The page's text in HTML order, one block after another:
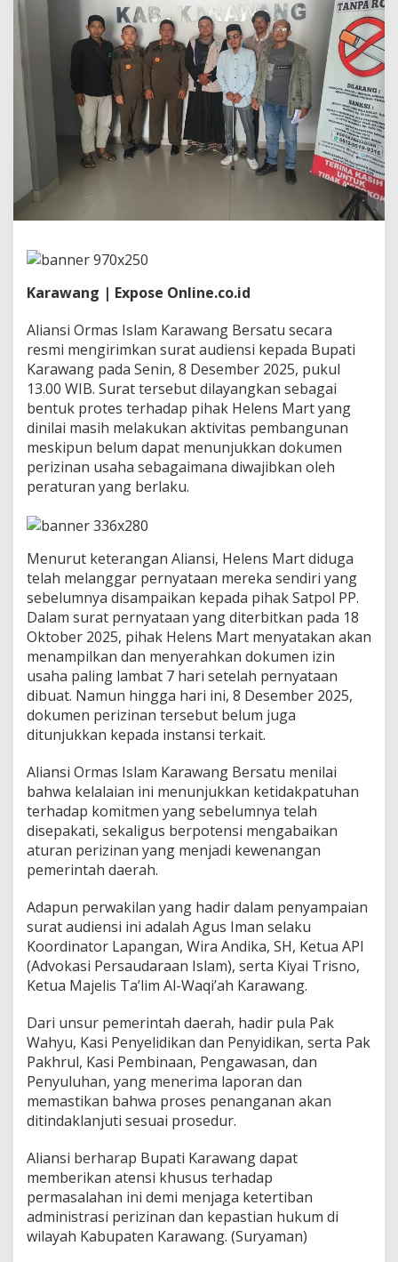
a
m
K
a
w
a
n
g
s
L
y
a
n
g
k
a
n
S
u
r
i
e
n
s
i
k
e
B
u
p
a
t
T
e
r
k
a
i
e
m
b
a
n
g
u
a
n
H
l
e
M
r
t
T
a
Karawang | Expose Online.co.id
Aliansi Ormas Islam Karawang Bersatu secara
resmi mengirimkan surat audiensi kepada Bupati
Karawang pada Senin, 8 Desember 2025, pukul
13.00 WIB. Surat tersebut dilayangkan sebagai
bentuk protes terhadap pihak Helens Mart yang
dinilai masih melakukan aktivitas pembangunan
meskipun belum dapat menunjukkan dokumen
perizinan usaha sebagaimana diwajibkan oleh
peraturan yang berlaku.
Menurut keterangan Aliansi, Helens Mart diduga
telah melanggar pernyataan mereka sendiri yang
sebelumnya disampaikan kepada pihak Satpol PP.
Dalam surat pernyataan yang diterbitkan pada 18
Oktober 2025, pihak Helens Mart menyatakan akan
menampilkan dan menyerahkan dokumen izin
usaha paling lambat 7 hari setelah pernyataan
dibuat. Namun hingga hari ini, 8 Desember 2025,
dokumen perizinan tersebut belum juga
ditunjukkan kepada instansi terkait.
Aliansi Ormas Islam Karawang Bersatu menilai
bahwa kelalaian ini menunjukkan ketidakpatuhan
terhadap komitmen yang sebelumnya telah
disepakati, sekaligus berpotensi mengabaikan
aturan perizinan yang menjadi kewenangan
pemerintah daerah.
Adapun perwakilan yang hadir dalam penyampaian
surat audiensi ini adalah Agus Iman selaku
Koordinator Lapangan, Wira Andika, SH, Ketua API
(Advokasi Persaudaraan Islam), serta Kiyai Trisno,
Ketua Majelis Ta’lim Al-Waqi’ah Karawang.
Dari unsur pemerintah daerah, hadir pula Pak
Wahyu, Kasi Penyelidikan dan Penyidikan, serta Pak
Pakhrul, Kasi Pembinaan, Pengawasan, dan
Penyuluhan, yang menerima laporan dan
memastikan bahwa proses penanganan akan
ditindaklanjuti sesuai prosedur.
Aliansi berharap Bupati Karawang dapat
memberikan atensi khusus terhadap
permasalahan ini demi menjaga ketertiban
administrasi perizinan dan kepastian hukum di
wilayah Kabupaten Karawang. (Suryaman)